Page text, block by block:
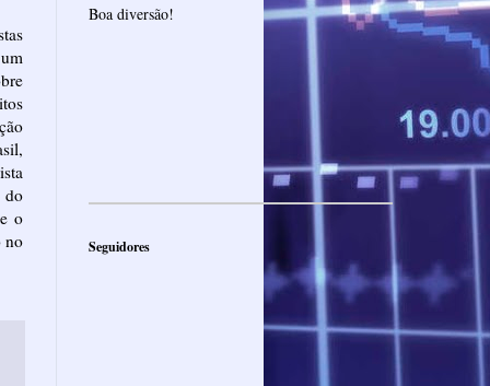
do
o
no
Boa diversão!
Seguidores